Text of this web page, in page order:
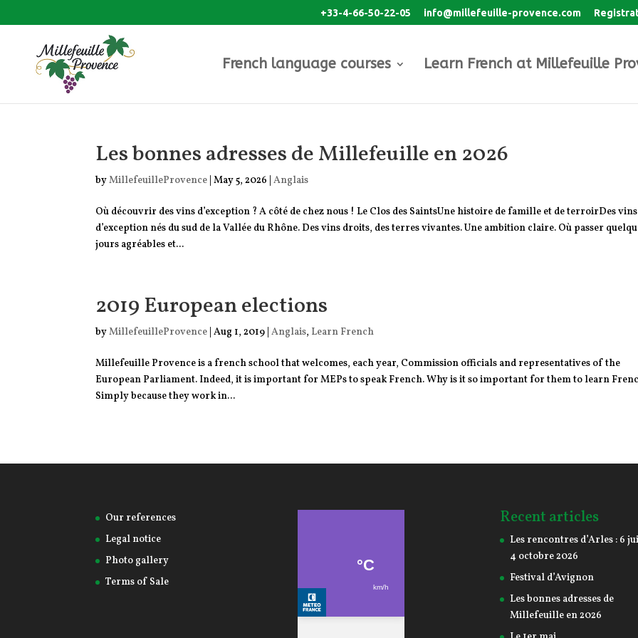
+33-4-66-50-22-05 info@millefeuille-provence.com
French language courses Learn French at Millefeuille
Les bonnes adresses de Millefeuille en 2026
byMillefeuilleProvence |May 5, 2026 |Anglais
Où découvrir des vins d’exception ? A côté de chez nous ! Le Clos des SaintsUne histoire de famille et de terroirDes vins
d’exception nés du sud de la Vallée du Rhône. Des vins droits, des terres vivantes. Une ambition claire. Où passer
jours agréables et...
2019 European elections
byMillefeuilleProvence |Aug 1, 2019 |Anglais, Learn French
Millefeuille Provence is a french school that welcomes, each year, Commission officials and representatives of the
European Parliament. Indeed, it is important for MEPs to speak French. Why is it so important for them to learn
Simply because they work in...
Our references
Legal notice
Photo gallery
Terms of Sale
Recent articles
Les rencontres d’Arles : 6
4 octobre 2026
Festival d’Avignon
Les bonnes adresses de
Millefeuille en 2026